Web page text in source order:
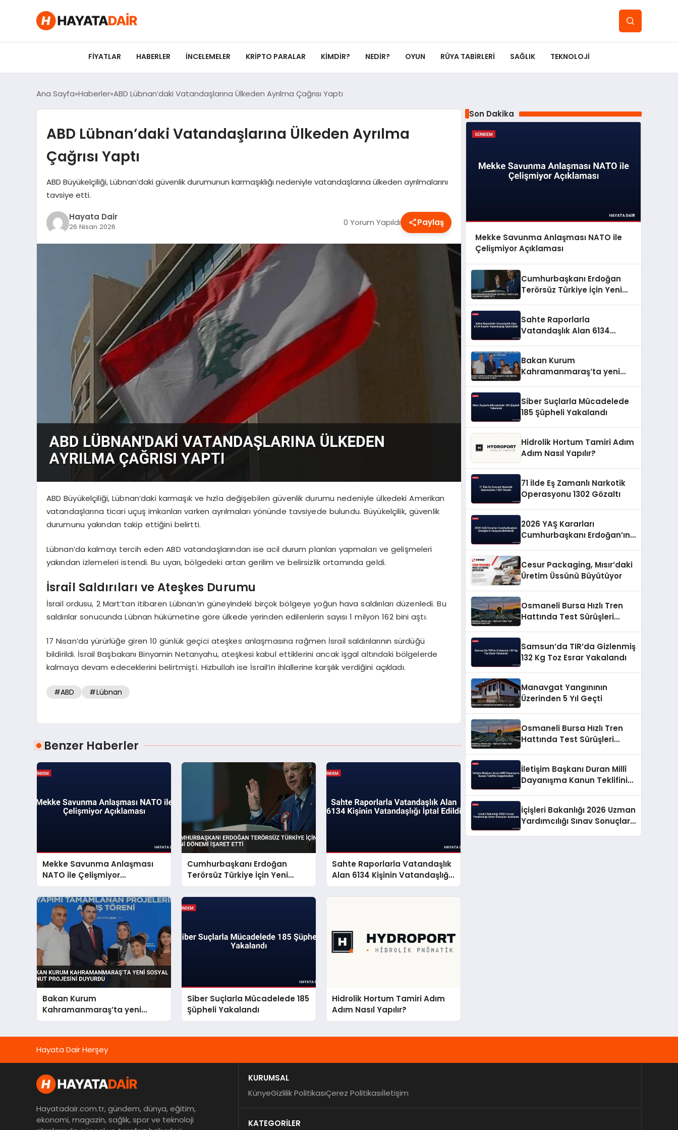
FIYATLAR HABERLER İNCELEMELER KRIPTO PARALAR KIMDIR? NEDIR? OYUN RÜYA TABIRLERI SAĞLIK TEKNOLOJI
Ana Sayfa Haberler ABD Lübnan’daki Vatandaşlarına Ülkeden Ayrılma Çağrısı Yaptı
ABD Lübnan’daki Vatandaşlarına Ülkeden Ayrılma
Çağrısı Yaptı
ABD Büyükelçiliği, Lübnan’daki güvenlik durumunun karmaşıklığı nedeniyle vatandaşlarına ülkeden ayrılmalarını
tavsiye etti.
Hayata Dair
26 Nisan 2026 0 Yorum Yapıldı Paylaş
ABD Büyükelçiliği, Lübnan’daki karmaşık ve hızla değişebilen güvenlik durumu nedeniyle ülkedeki Amerikan
vatandaşlarına ticari uçuş imkanları varken ayrılmaları yönünde tavsiyede bulundu. Büyükelçilik, güvenlik
durumunu yakından takip ettiğini belirtti.
Lübnan’da kalmayı tercih eden ABD vatandaşlarından ise acil durum planları yapmaları ve gelişmeleri
yakından izlemeleri istendi. Bu uyarı, bölgedeki artan gerilim ve belirsizlik ortamında geldi.
İsrail Saldırıları ve Ateşkes Durumu
İsrail ordusu, 2 Mart’tan itibaren Lübnan’ın güneyindeki birçok bölgeye yoğun hava saldırıları düzenledi. Bu
saldırılar sonucunda Lübnan hükümetine göre ülkede yerinden edilenlerin sayısı 1 milyon 162 bini aştı.
17 Nisan’da yürürlüğe giren 10 günlük geçici ateşkes anlaşmasına rağmen İsrail saldırılarının sürdüğü
bildirildi. İsrail Başbakanı Binyamin Netanyahu, ateşkesi kabul ettiklerini ancak işgal altındaki bölgelerde
kalmaya devam edeceklerini belirtmişti. Hizbullah ise İsrail’in ihlallerine karşılık verdiğini açıkladı.
#ABD #Lübnan
Benzer Haberler
Mekke Savunma Anlaşması
NATO ile Çelişmiyor
Açıklaması
Cumhurbaşkanı Erdoğan
Terörsüz Türkiye İçin Yeni
Dönemi İşaret Etti
Sahte Raporlarla Vatandaşlık
Alan 6134 Kişinin Vatandaşlığı
İptal Edildi
Bakan Kurum
Kahramanmaraş’ta yeni
sosyal konut projesini
Siber Suçlarla Mücadelede 185
Şüpheli Yakalandı
Hidrolik Hortum Tamiri Adım
Adım Nasıl Yapılır?
Son Dakika
Mekke Savunma Anlaşması NATO ile
Çelişmiyor Açıklaması
Cumhurbaşkanı Erdoğan
Terörsüz Türkiye İçin Yeni
Sahte Raporlarla
Vatandaşlık Alan 6134
Bakan Kurum
Kahramanmaraş’ta yeni
Siber Suçlarla Mücadelede
185 Şüpheli Yakalandı
Hidrolik Hortum Tamiri Adım
Adım Nasıl Yapılır?
71 İlde Eş Zamanlı Narkotik
Operasyonu 1302 Gözaltı
2026 YAŞ Kararları
Cumhurbaşkanı Erdoğan’ın
Cesur Packaging, Mısır’daki
Üretim Üssünü Büyütüyor
Osmaneli Bursa Hızlı Tren
Hattında Test Sürüşleri
Samsun’da TIR’da Gizlenmiş
132 Kg Toz Esrar Yakalandı
Manavgat Yangınının
Üzerinden 5 Yıl Geçti
Osmaneli Bursa Hızlı Tren
Hattında Test Sürüşleri
İletişim Başkanı Duran Millî
Dayanışma Kanun Teklifini
İçişleri Bakanlığı 2026 Uzman
Yardımcılığı Sınav Sonuçları
Hayata Dair Herşey
Hayatadair.com.tr, gündem, dünya, eğitim,
ekonomi, magazin, sağlık, spor ve teknoloji
KURUMSAL
KünyeGizlilik PolitikasıÇerez Politikasıİletişim
KATEGORİLER